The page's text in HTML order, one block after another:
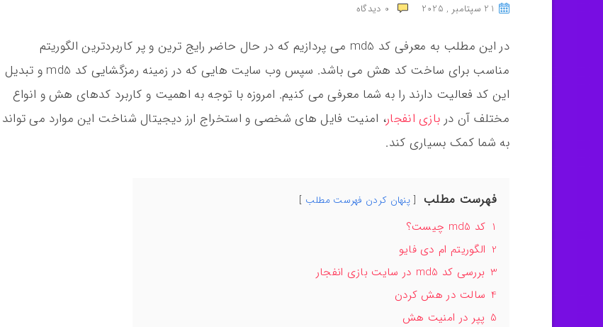
21 سپتامبر , 2025 0 دیدگاه
در این مطلب به معرفی کد md5 می پردازیم که در حال حاضر رایج ترین و پر کاربردترین الگوریتم
مناسب برای ساخت کد هش می باشد. سپس وب سایت هایی که در زمینه رمزگشایی کد md5 و تبدیل
این کد فعالیت دارند را به شما معرفی می کنیم. امروزه با توجه به اهمیت و کاربرد کدهای هش و انواع
مختلف آن در بازی انفجار، امنیت فایل های شخصی و استخراج ارز دیجیتال شناخت این موارد می تواند
به شما کمک بسیاری کند.
فهرست مطلب پنهان کردن فهرست مطلب
1 کد md5 چیست؟
2 الگوریتم ام دی فایو
3 بررسی کد md5 در سایت بازی انفجار
4 سالت در هش کردن
5 پپر در امنیت هش